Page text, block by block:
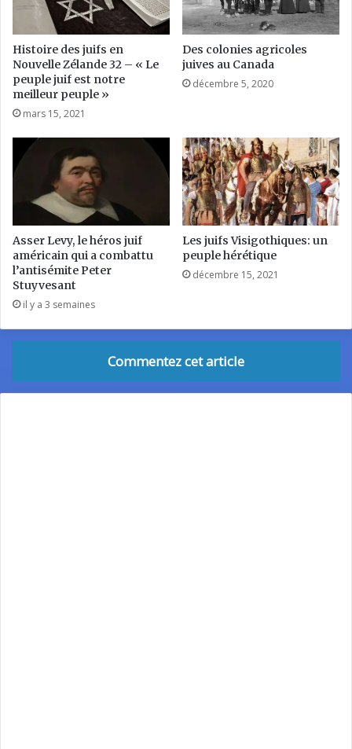
Histoire des juifs en
Nouvelle Zélande 32 – « Le
peuple juif est notre
meilleur peuple »
mars 15, 2021
Des colonies agricoles
juives au Canada
décembre 5, 2020
Asser Levy, le héros juif
américain qui a combattu
l’antisémite Peter
Stuyvesant
il y a 3 semaines
Les juifs Visigothiques: un
peuple hérétique
décembre 15, 2021
Commentez cet article